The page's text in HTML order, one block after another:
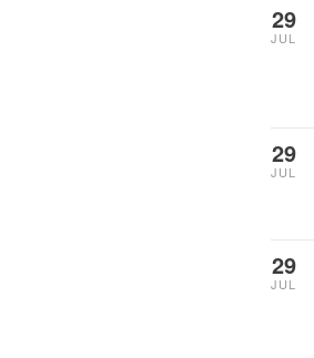
29
JUL
29
JUL
29
JUL